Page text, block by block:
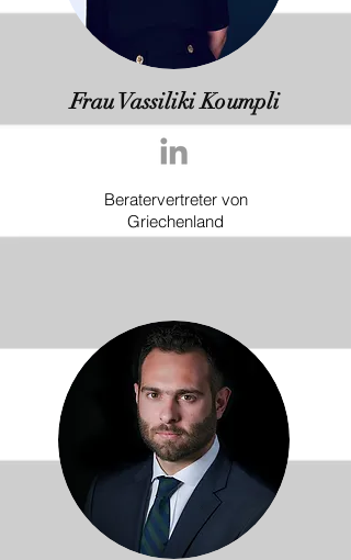
Frau Vassiliki Koumpli
Beratervertreter von
Griechenland